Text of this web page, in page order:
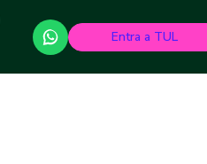
Entra a TUL